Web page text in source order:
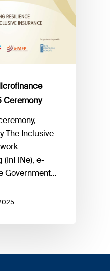
Ceremony
The Inclusive
(InFiNe), e-
Government…